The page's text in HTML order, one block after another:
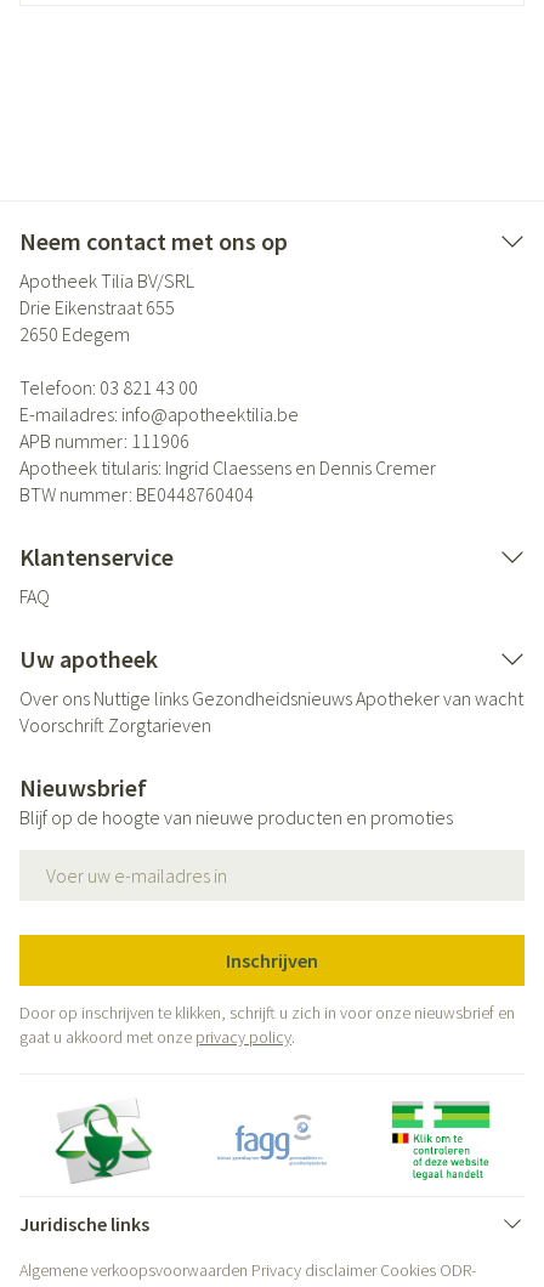
Neem contact met ons op
Apotheek Tilia BV/SRL
Drie Eikenstraat 655
2650 Edegem
Telefoon: 03 821 43 00
E-mailadres: info@apotheektilia.be
APB nummer: 111906
Apotheek titularis: Ingrid Claessens en Dennis Cremer
BTW nummer: BE0448760404
Klantenservice
FAQ
Uw apotheek
Over ons Nuttige links GezondheidsnieuwsApotheker van wacht
Voorschrift Zorgtarieven
Nieuwsbrief
Blijf op de hoogte van nieuwe producten en promoties
Inschrijven
Door op inschrijven te klikken, schrijft u zich in voor onze nieuwsbrief en
gaat u akkoord met onze privacy policy.
Juridische links
Algemene verkoopsvoorwaarden Privacy disclaimer Cookies ODR-